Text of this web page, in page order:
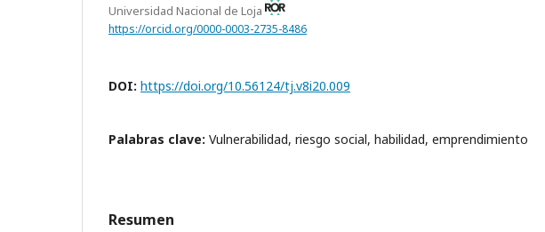
Universidad Nacional de Loja
https://orcid.org/0000-0003-2735-8486
DOI: https://doi.org/10.56124/tj.v8i20.009
Palabras clave: Vulnerabilidad, riesgo social, habilidad, emprendimiento
Resumen